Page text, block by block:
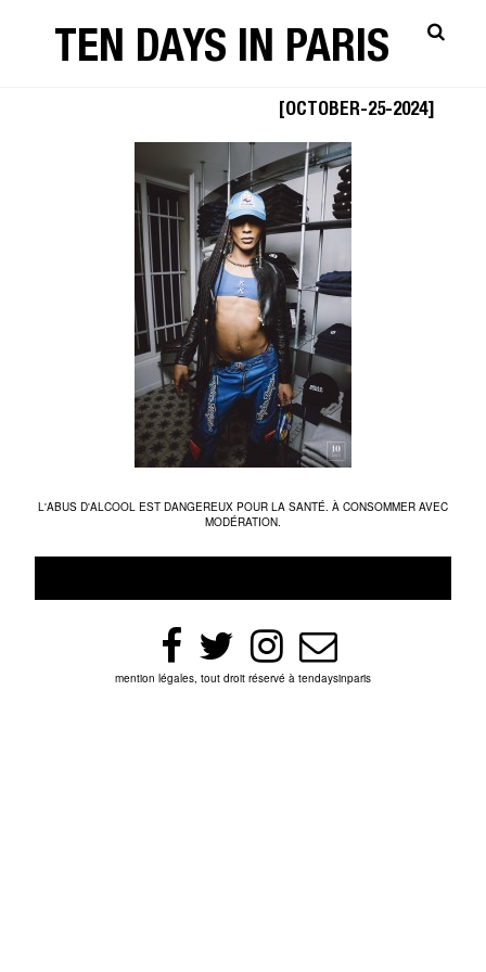
TEN DAYS IN PARIS
[OCTOBER-25-2024]
L'ABUS D'ALCOOL EST DANGEREUX POUR LA SANTÉ. À CONSOMMER AVEC
MODÉRATION.
mention légales, tout droit réservé à tendaysinparis